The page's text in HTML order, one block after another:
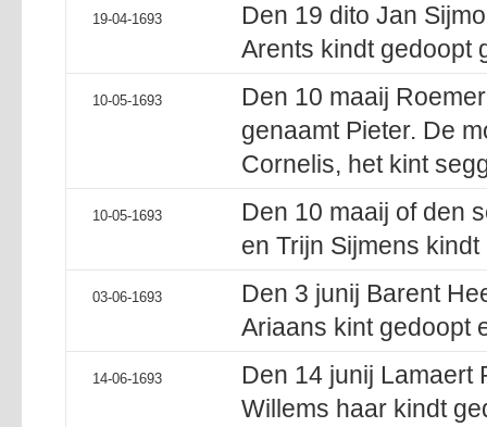
19-04-1693
Den 19 dito Jan
Arents kindt gedoopt
10-05-1693
Den 10 maaij
genaamt Pieter. De
Cornelis, het kint
10-05-1693
Den 10 maaij of den
en Trijn Sijmens
03-06-1693
Den 3 junij Barent
Ariaans kint gedoopt
14-06-1693
Den 14 junij Lamaert
Willems haar kindt